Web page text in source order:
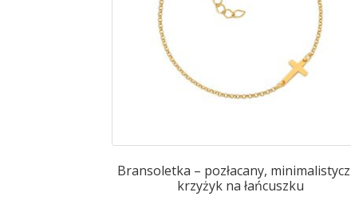
Bransoletka – pozłacany,
krzyżyk na łańcuszku